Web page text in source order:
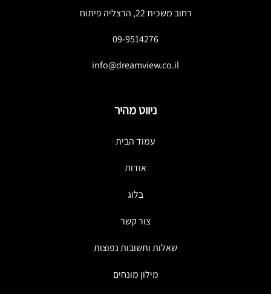
רחוב משכית 22, הרצליה פיתוח
09-9514276
info@dreamview.co.il
ניווט מהיר
עמוד הבית
אודות
בלוג
צור קשר
שאלות ותשובות נפוצות
מילון מונחים